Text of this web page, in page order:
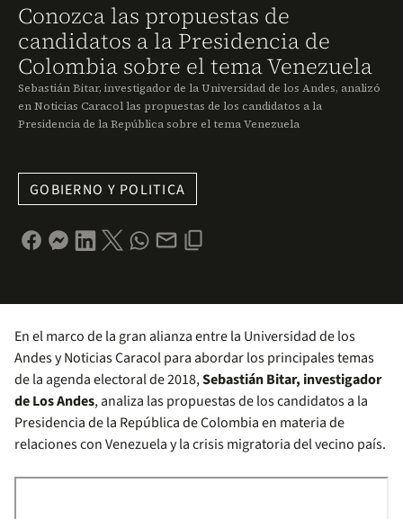
Conozca las propuestas de
candidatos a la Presidencia de
Colombia sobre el tema Venezuela
Sebastián Bitar, investigador de la Universidad de los Andes, analizó
en Noticias Caracol las propuestas de los candidatos a la
Presidencia de la República sobre el tema Venezuela
GOBIERNO Y POLITICA
En el marco de la gran alianza entre la Universidad de los
Andes y Noticias Caracol para abordar los principales temas
de la agenda electoral de 2018,Sebastián Bitar, investigador
de Los Andes, analiza las propuestas de los candidatos a la
Presidencia de la República de Colombia en materia de
relaciones con Venezuela y la crisis migratoria del vecino país.